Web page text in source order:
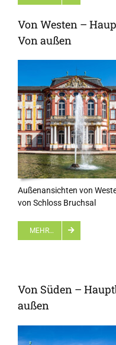
Von Westen –
Von außen
Außenansichten von
von Schloss Bruchsal
MEHR…
Von Süden –
außen